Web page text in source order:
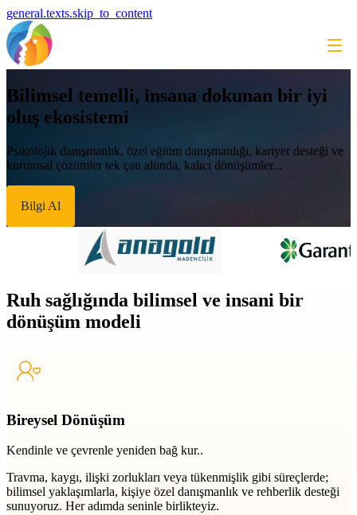
general.texts.skip_to_content
Bilimsel temelli, insana dokunan bir iyi
oluş ekosistemi
Psikolojik danışmanlık, özel eğitim danışmanlığı, kariyer desteği ve
kurumsal çözümler tek çatı altında, kalıcı dönüşümler...
Bilgi Al
Ruh sağlığında bilimsel ve insani bir
dönüşüm modeli
Bireysel Dönüşüm
Kendinle ve çevrenle yeniden bağ kur..
Travma, kaygı, ilişki zorlukları veya tükenmişlik gibi süreçlerde;
bilimsel yaklaşımlarla, kişiye özel danışmanlık ve rehberlik desteği
sunuyoruz. Her adımda seninle birlikteyiz.